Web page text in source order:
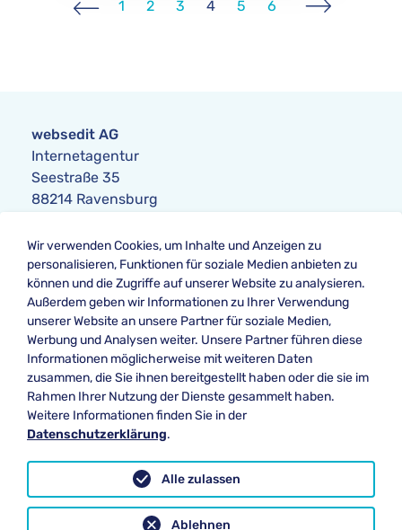
1 2 3 4 5 6
websedit AG
Internetagentur
Seestraße 35
88214 Ravensburg
Telefon:+49 751 354104-0
Telefax: +49 751 354104-42
E-Mail:anfrage@websedit.de
Impressum
Unsere Bewertung bei
★★★★★ Google
Wir verwenden Cookies, um Inhalte und Anzeigen zu
personalisieren, Funktionen für soziale Medien anbieten zu
können und die Zugriffe auf unserer Website zu analysieren.
Außerdem geben wir Informationen zu Ihrer Verwendung
unserer Website an unsere Partner für soziale Medien,
Werbung und Analysen weiter. Unsere Partner führen diese
Informationen möglicherweise mit weiteren Daten
zusammen, die Sie ihnen bereitgestellt haben oder die sie im
Rahmen Ihrer Nutzung der Dienste gesammelt haben.
Weitere Informationen finden Sie in der
Datenschutzerklärung.
Ablehnen
Alle zulassen